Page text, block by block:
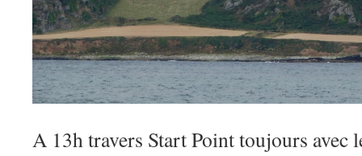
A 13h travers Start Point toujours avec